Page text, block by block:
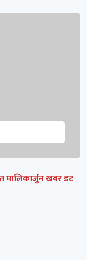
मालिकार्जुन खबर डट